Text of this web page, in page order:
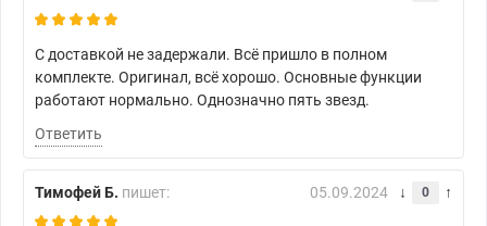
С доставкой не задержали. Всё пришло в полном
комплекте. Оригинал, всё хорошо. Основные функции
работают нормально. Однозначно пять звезд.
Ответить
Тимофей Б. пишет: 05.09.2024 0